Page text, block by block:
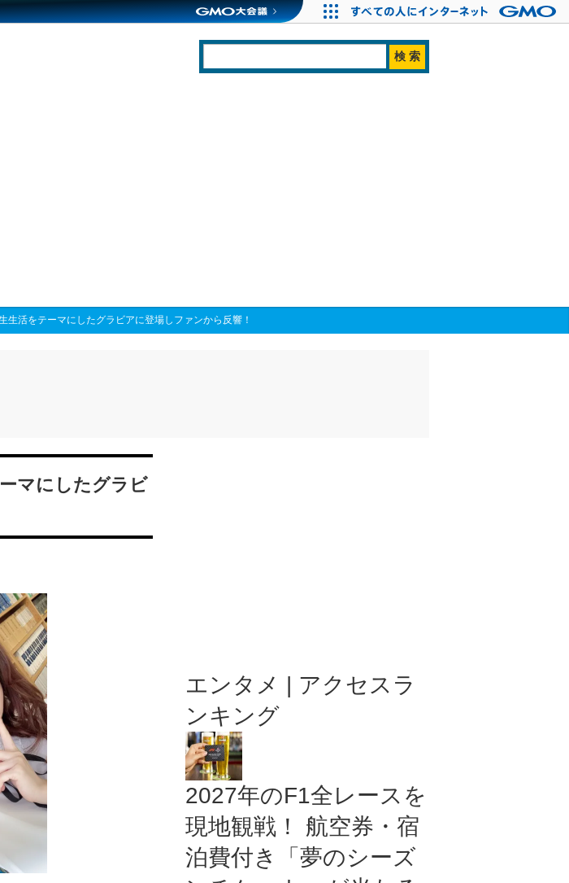
生活をテーマにしたグラビアに登場しファンから反響！
マにしたグラビ
エンタメ | アクセスラ
ンキング
2027年のF1全レースを
現地観戦！ 航空券・宿
泊費付き「夢のシーズ